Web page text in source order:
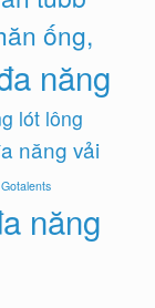
ống,
năng
lót lông
năng vải
năng